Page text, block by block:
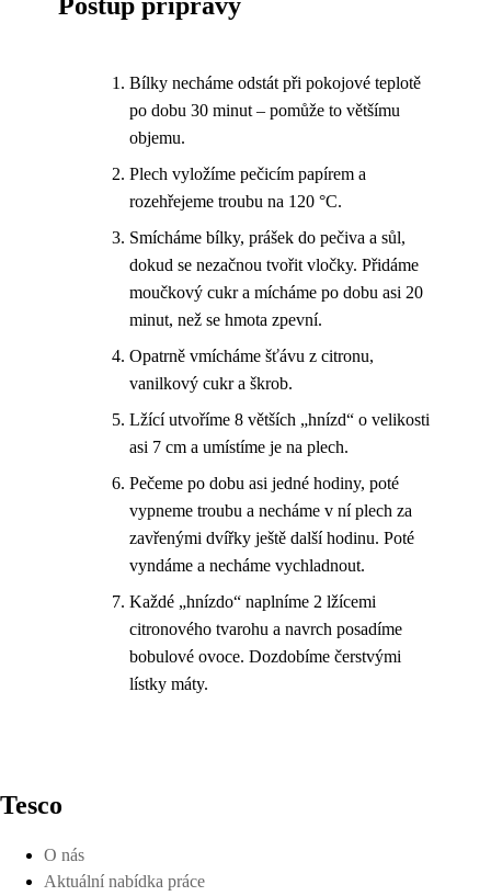
Bílky necháme odstát při pokojové teplotě
po dobu 30 minut – pomůže to většímu
objemu.
Plech vyložíme pečicím papírem a
rozehřejeme troubu na 120 °C.
Smícháme bílky, prášek do pečiva a sůl,
dokud se nezačnou tvořit vločky. Přidáme
moučkový cukr a mícháme po dobu asi 20
minut, než se hmota zpevní.
Opatrně vmícháme šťávu z citronu,
vanilkový cukr a škrob.
Lžící utvoříme 8 větších „hnízd“ o velikosti
asi 7 cm a umístíme je na plech.
Pečeme po dobu asi jedné hodiny, poté
vypneme troubu a necháme v ní plech za
zavřenými dvířky ještě další hodinu. Poté
vyndáme a necháme vychladnout.
Každé „hnízdo“ naplníme 2 lžícemi
citronového tvarohu a navrch posadíme
bobulové ovoce. Dozdobíme čerstvými
lístky máty.
Tesco
O nás
Aktuální nabídka práce